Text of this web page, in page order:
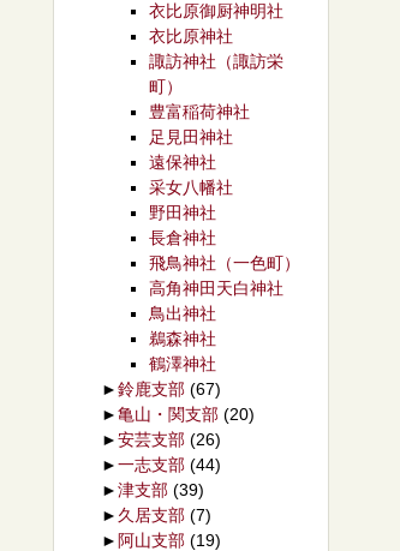
衣比原御厨神明社
衣比原神社
諏訪神社（諏訪栄
町）
豊富稲荷神社
足見田神社
遠保神社
采女八幡社
野田神社
長倉神社
飛鳥神社（一色町）
高角神田天白神社
鳥出神社
鵜森神社
鶴澤神社
►鈴鹿支部 (67)
►亀山・関支部 (20)
►安芸支部 (26)
►一志支部 (44)
►津支部 (39)
► 久居支部 (7)
► 阿山支部 (19)